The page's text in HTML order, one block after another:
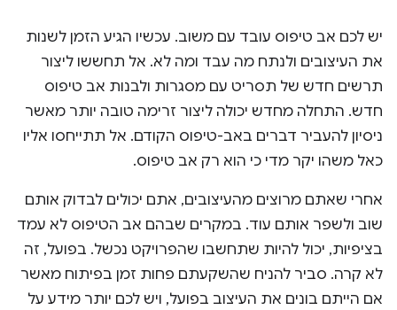
יש לכם אב טיפוס עובד עם משוב. עכשיו הגיע הזמן לשנות
את העיצובים ולנתח מה עבד ומה לא. אל תחששו ליצור
תרשים חדש של תסריט עם מסגרות ולבנות אב טיפוס
חדש. התחלה מחדש יכולה ליצור זרימה טובה יותר מאשר
ניסיון להעביר דברים באב-טיפוס הקודם. אל תתייחסו אליו
כאל משהו יקר מדי כי הוא רק אב טיפוס.
אחרי שאתם מרוצים מהעיצובים, אתם יכולים לבדוק אותם
שוב ולשפר אותם עוד. במקרים שבהם אב הטיפוס לא עמד
בציפיות, יכול להיות שתחשבו שהפרויקט נכשל. בפועל, זה
לא קרה. סביר להניח שהשקעתם פחות זמן בפיתוח מאשר
אם הייתם בונים את העיצוב בפועל, ויש לכם יותר מידע על